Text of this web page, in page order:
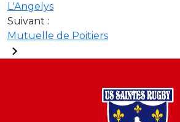
L'Angelys
Suivant :
Mutuelle de Poitiers